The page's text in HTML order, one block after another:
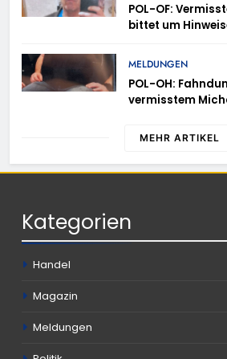
POL-OF:
bittet um
MELDUNGEN
POL-OH:
vermisstem
MEHR ARTIKEL
Kategorien
Handel
Magazin
Meldungen